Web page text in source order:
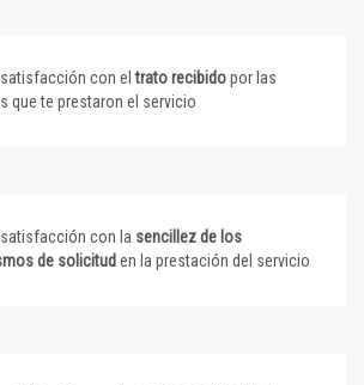
satisfacción con eltrato recibidopor las
que te prestaron el servicio
satisfacción con la sencillez de los
de solicitud en la prestación del servicio